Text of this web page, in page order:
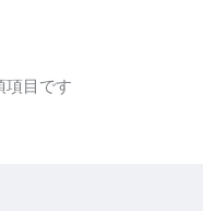
項目です